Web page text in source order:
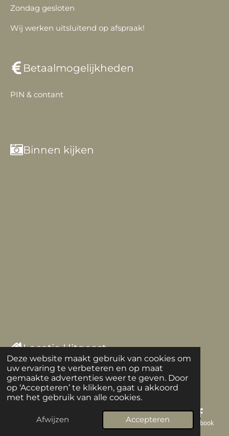
Deze website maakt gebruik van cookies om
uw ervaring te verbeteren en op maat
gemaakte advertenties weer te geven. Door
op ‘Accepteren’ te klikken, gaat u akkoord
met het gebruik van alle cookies.
Afwijzen Accepteren
Zondag gesloten
Wij werken uitsluitend op afspraak!
Betaalmogelijkheden
PIN & contant
Binnen kijken
Locatie Uitgeest
Beauty Bar Uitgeest
Hoorne 13
1911 BD Uitgeest
E-mailadres Kaart Facebook